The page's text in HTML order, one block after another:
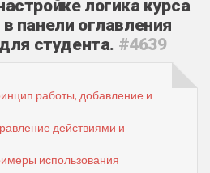
логика курса
панели оглавления
студента. #4639
работы, добавление и
действиями и
использования